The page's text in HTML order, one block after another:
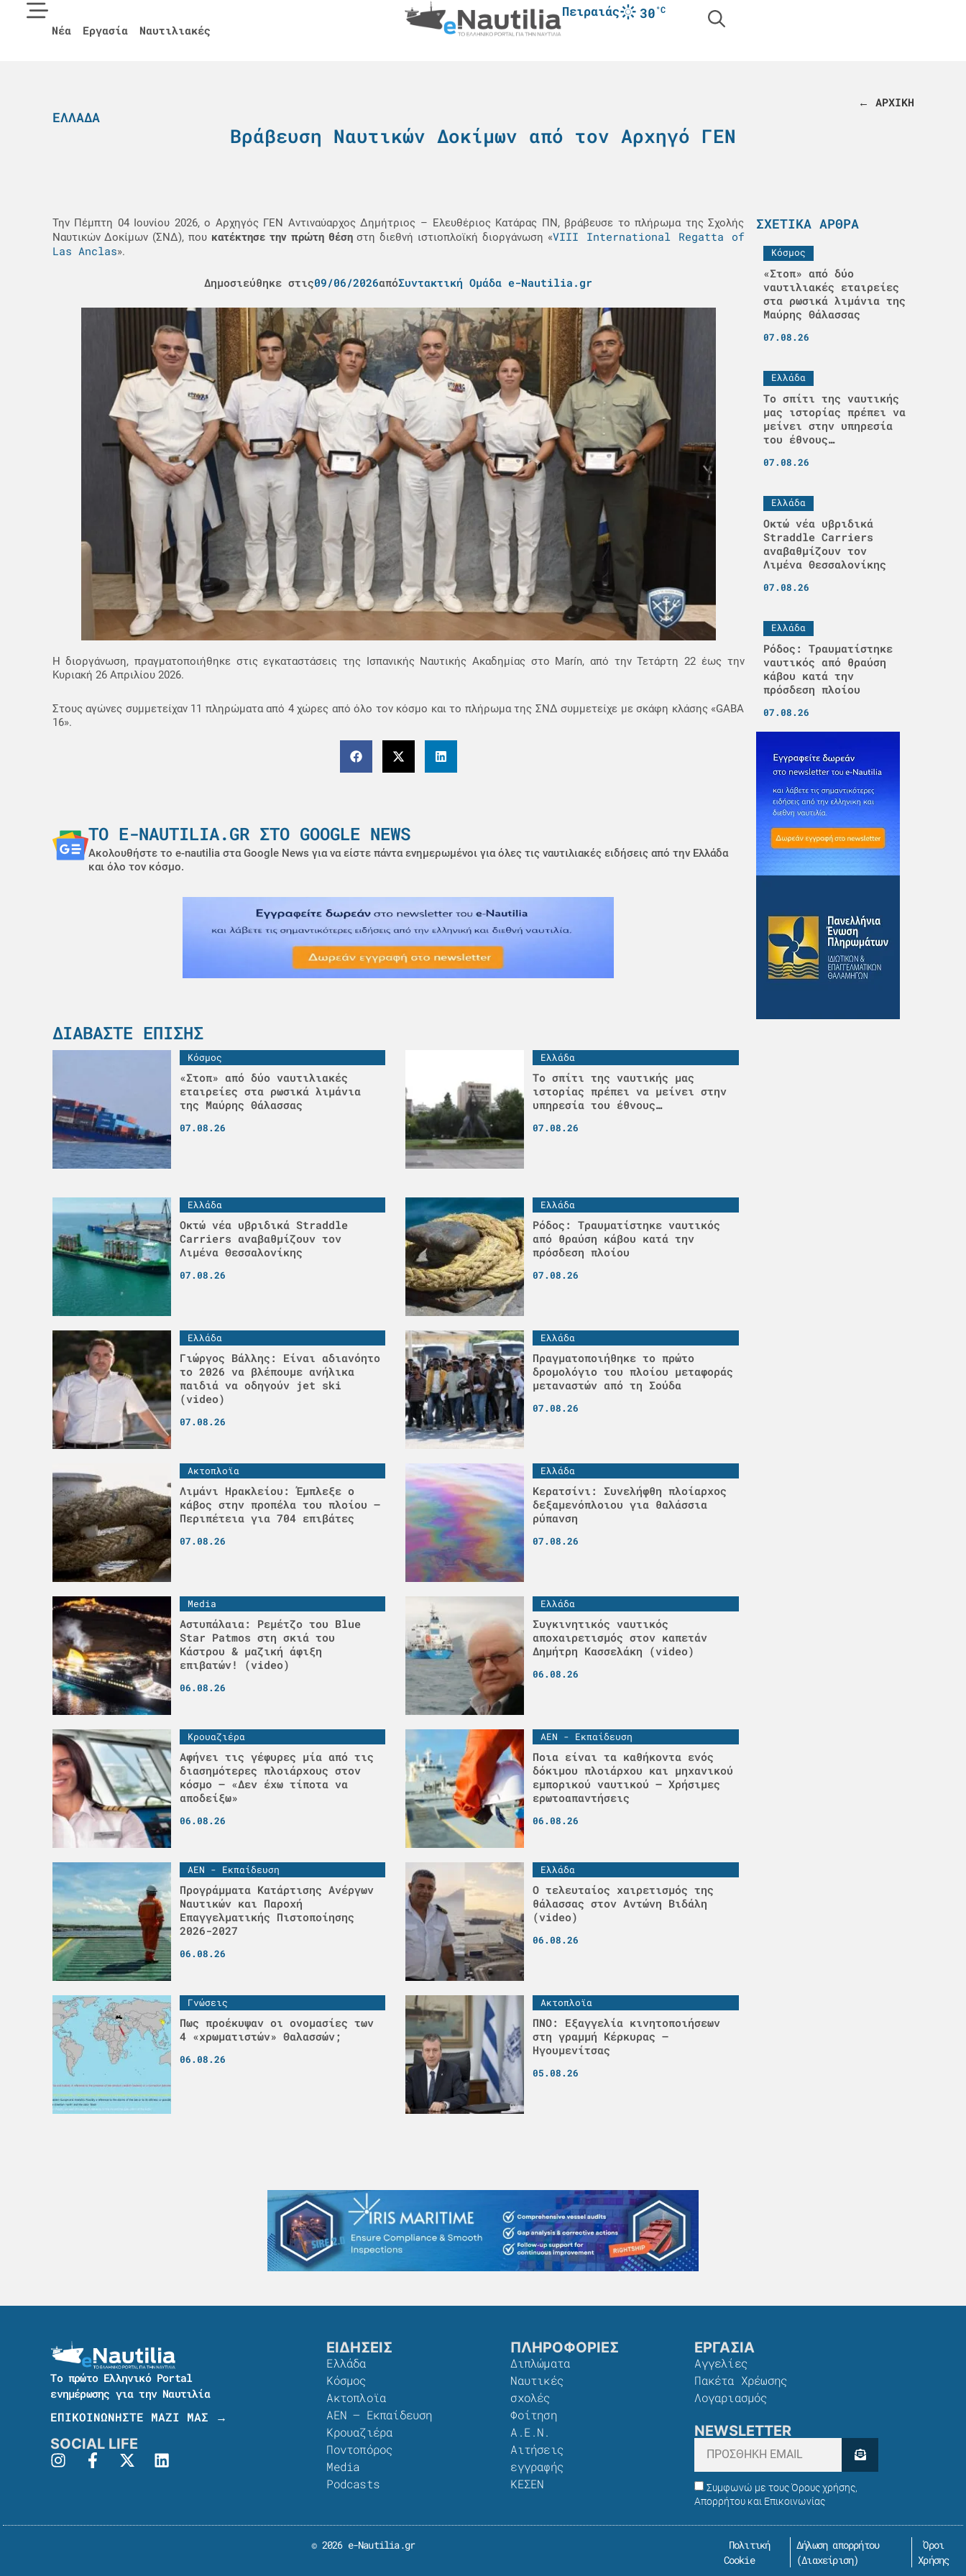
Νέα Εργασία Ναυτιλιακές
Πειραιάς 30°C
← ΑΡΧΙΚΗ
ΕΛΛΆΔΑ
Βράβευση Ναυτικών Δοκίμων από τον Αρχηγό ΓΕΝ
Την Πέμπτη 04 Ιουνίου 2026, ο Αρχηγός ΓΕΝ Αντιναύαρχος Δημήτριος – Ελευθέριος Κατάρας ΠΝ, βράβευσε το πλήρωμα της Σχολής
Ναυτικών Δοκίμων (ΣΝΔ), που κατέκτησε την πρώτη θέσηστη διεθνή ιστιοπλοϊκή διοργάνωση «VIII International Regatta of
Las Anclas».
Δημοσιεύθηκε στις09/06/2026απόΣυντακτική Ομάδα e-Nautilia.gr
Η διοργάνωση, πραγματοποιήθηκε στις εγκαταστάσεις της Ισπανικής Ναυτικής Ακαδημίας στο Marín, από την Τετάρτη 22 έως την
Κυριακή 26 Απριλίου 2026.
Στους αγώνες συμμετείχαν 11 πληρώματα από 4 χώρες από όλο τον κόσμο και το πλήρωμα της ΣΝΔ συμμετείχε με σκάφη κλάσης «GABA
16».
ΤΟ E-NAUTILIA.GR ΣΤΟ GOOGLE NEWS
Ακολουθήστε το e-nautilia στα Google News για να είστε πάντα ενημερωμένοι για όλες τις ναυτιλιακές ειδήσεις από την Ελλάδα
και όλο τον κόσμο.
ΔΙΑΒΆΣΤΕ ΕΠΊΣΗΣ
Κόσμος
«Στοπ» από δύο ναυτιλιακές
εταιρείες στα ρωσικά λιμάνια
της Μαύρης Θάλασσας
07.08.26
Ελλάδα
Το σπίτι της ναυτικής μας
ιστορίας πρέπει να μείνει στην
υπηρεσία του έθνους…
07.08.26
Ελλάδα
Οκτώ νέα υβριδικά Straddle
Carriers αναβαθμίζουν τον
Λιμένα Θεσσαλονίκης
07.08.26
Ελλάδα
Ρόδος: Τραυματίστηκε ναυτικός
από θραύση κάβου κατά την
πρόσδεση πλοίου
07.08.26
Ελλάδα
Γιώργος Βάλλης: Είναι αδιανόητο
το 2026 να βλέπουμε ανήλικα
παιδιά να οδηγούν jet ski
(video)
07.08.26
Ελλάδα
Πραγματοποιήθηκε το πρώτο
δρομολόγιο του πλοίου μεταφοράς
μεταναστών από τη Σούδα
07.08.26
Ακτοπλοϊα
Λιμάνι Ηρακλείου: Έμπλεξε ο
κάβος στην προπέλα του πλοίου –
Περιπέτεια για 704 επιβάτες
07.08.26
Ελλάδα
Κερατσίνι: Συνελήφθη πλοίαρχος
δεξαμενόπλοιου για θαλάσσια
ρύπανση
07.08.26
Media
Αστυπάλαια: Ρεμέτζο του Blue
Star Patmos στη σκιά του
Κάστρου & μαζική άφιξη
επιβατών! (video)
06.08.26
Ελλάδα
Συγκινητικός ναυτικός
αποχαιρετισμός στον καπετάν
Δημήτρη Κασσελάκη (video)
06.08.26
Κρουαζιέρα
Αφήνει τις γέφυρες μία από τις
διασημότερες πλοιάρχους στον
κόσμο – «Δεν έχω τίποτα να
αποδείξω»
06.08.26
ΑΕΝ - Εκπαίδευση
Ποια είναι τα καθήκοντα ενός
δόκιμου πλοιάρχου και μηχανικού
εμπορικού ναυτικού – Χρήσιμες
ερωτοαπαντήσεις
06.08.26
ΑΕΝ - Εκπαίδευση
Προγράμματα Κατάρτισης Ανέργων
Ναυτικών και Παροχή
Επαγγελματικής Πιστοποίησης
2026-2027
06.08.26
Ελλάδα
Ο τελευταίος χαιρετισμός της
θάλασσας στον Αντώνη Βιδάλη
(video)
06.08.26
Γνώσεις
Πως προέκυψαν οι ονομασίες των
4 «χρωματιστών» Θαλασσών;
06.08.26
Ακτοπλοϊα
ΠΝΟ: Εξαγγελία κινητοποιήσεων
στη γραμμή Κέρκυρας –
Ηγουμενίτσας
05.08.26
ΣΧΕΤΙΚΆ ΆΡΘΡΑ
Κόσμος
«Στοπ» από δύο
ναυτιλιακές εταιρείες
στα ρωσικά λιμάνια της
Μαύρης Θάλασσας
07.08.26
Ελλάδα
Το σπίτι της ναυτικής
μας ιστορίας πρέπει να
μείνει στην υπηρεσία
του έθνους…
07.08.26
Ελλάδα
Οκτώ νέα υβριδικά
Straddle Carriers
αναβαθμίζουν τον
Λιμένα Θεσσαλονίκης
07.08.26
Ελλάδα
Ρόδος: Τραυματίστηκε
ναυτικός από θραύση
κάβου κατά την
πρόσδεση πλοίου
07.08.26
Το πρώτο Ελληνικό Portal
ενημέρωσης για την Ναυτιλία
ΕΠΙΚΟΙΝΩΝΗΣΤΕ ΜΑΖΙ ΜΑΣ →
SOCIAL LIFE
ΕΙΔΗΣΕΙΣ
Ελλάδα
Κόσμος
Ακτοπλοϊα
ΑΕΝ – Εκπαίδευση
Κρουαζιέρα
Ποντοπόρος
Media
Podcasts
ΠΛΗΡΟΦΟΡΙΕΣ
Διπλώματα
Ναυτικές
σχολές
Φοίτηση
Α.Ε.Ν.
Αιτήσεις
εγγραφής
ΚΕΣΕΝ
ΕΡΓΑΣΙΑ
Αγγελίες
Πακέτα Χρέωσης​
Λογαριασμός
NEWSLETTER
Συμφωνώ με τους Όρους χρήσης,
Απορρήτου και Επικοινωνίας
© 2026 e-Nautilia.gr
Πολιτική
Cookie
Δήλωση απορρήτου
(Διαχείριση)
Όροι
Χρήσης